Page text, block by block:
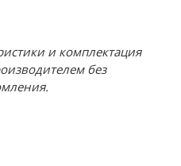
и комплектация
без